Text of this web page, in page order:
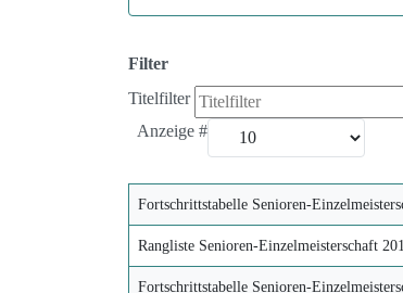
Filter
Titelfilter
Anzeige #
Fortschrittstabelle Senioren-
Rangliste Senioren-Einzelmeisterschaft
Fortschrittstabelle Senioren-